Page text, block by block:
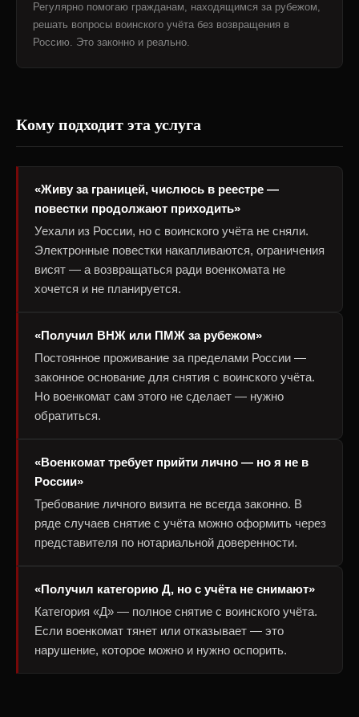
Регулярно помогаю гражданам, находящимся за рубежом,
решать вопросы воинского учёта без возвращения в
Россию. Это законно и реально.
Кому подходит эта услуга
«Живу за границей, числюсь в реестре —
повестки продолжают приходить»
Уехали из России, но с воинского учёта не сняли.
Электронные повестки накапливаются, ограничения
висят — а возвращаться ради военкомата не
хочется и не планируется.
«Получил ВНЖ или ПМЖ за рубежом»
Постоянное проживание за пределами России —
законное основание для снятия с воинского учёта.
Но военкомат сам этого не сделает — нужно
обратиться.
«Военкомат требует прийти лично — но я не в
России»
Требование личного визита не всегда законно. В
ряде случаев снятие с учёта можно оформить через
представителя по нотариальной доверенности.
«Получил категорию Д, но с учёта не снимают»
Категория «Д» — полное снятие с воинского учёта.
Если военкомат тянет или отказывает — это
нарушение, которое можно и нужно оспорить.